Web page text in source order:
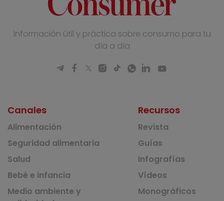
Información útil y práctica sobre consumo para tu
día a día
Canales
Alimentación
Seguridad alimentaria
Salud
Bebé e infancia
Medio ambiente y
Recursos
Revista
Guías
Infografías
Vídeos
Monográficos